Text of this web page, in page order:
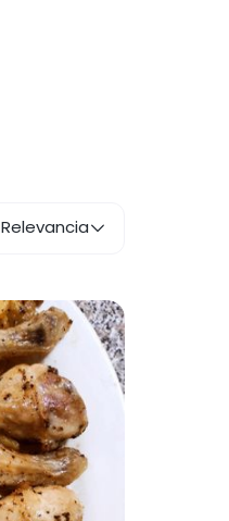
Relevancia